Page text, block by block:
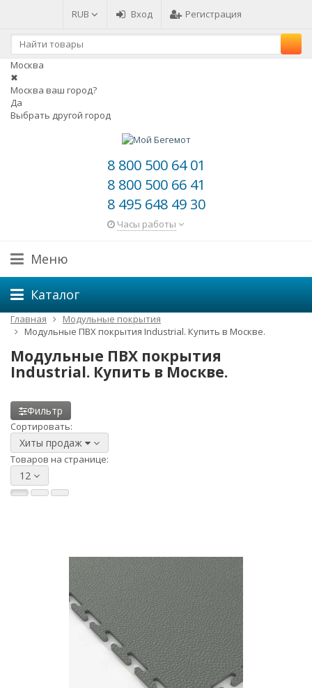
RUB Вход Регистрация
Москва
✖
Москва ваш город?
Да
Выбрать другой город
8 800 500 64 01
8 800 500 66 41
8 495 648 49 30
Часы работы
Меню
Каталог
Главная
Модульные покрытия
Модульные ПВХ покрытия Industrial. Купить в Москве.
Модульные ПВХ покрытия
Industrial. Купить в Москве.
Фильтр
Сортировать:
Хиты продаж
Товаров на странице:
12